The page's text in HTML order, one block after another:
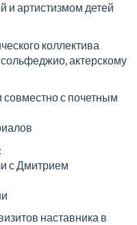
и артистизмом детей
коллектива
актерскому
с почетным
с Дмитрием
наставника в